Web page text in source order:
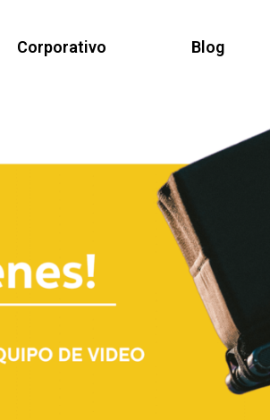
Corporativo Blog